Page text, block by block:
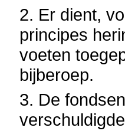
2. Er dient,
principes
voeten
bijberoep.
3. De